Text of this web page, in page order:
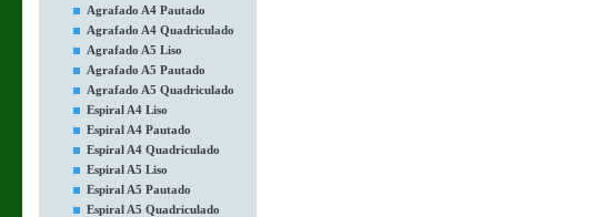
Agrafado A4 Pautado
Agrafado A4 Quadriculado
Agrafado A5 Liso
Agrafado A5 Pautado
Agrafado A5 Quadriculado
Espiral A4 Liso
Espiral A4 Pautado
Espiral A4 Quadriculado
Espiral A5 Liso
Espiral A5 Pautado
Espiral A5 Quadriculado